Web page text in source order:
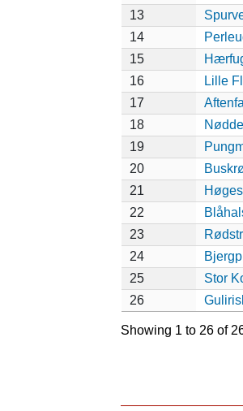
13
14
15
16
Lille
17
18
19
20
21
22
23
24
25
Stor
26
Showing 1 to 26 of